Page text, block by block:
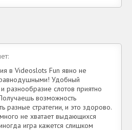
в Videoslots Fun явно не
Удобный
разнообразие слотов приятно
возможность
разные стратегии, и это здорово.
не хватает выдающихся
игра кажется слишком